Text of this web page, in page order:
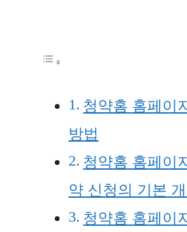
청약홈 홈페이
방법
청약홈 홈페이
약 신청의 기본
청약홈 홈페이